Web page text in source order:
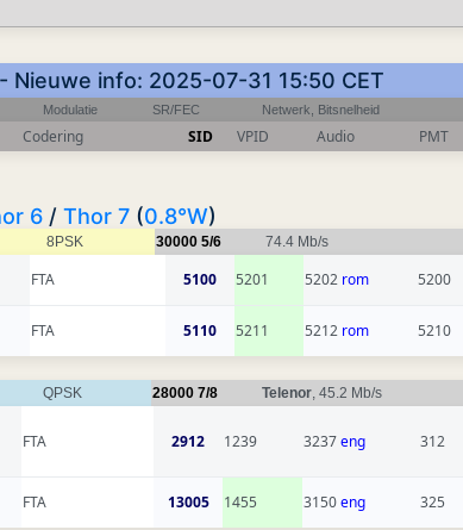
info: 2025-07-31 15:50 CET
Modulatie SR/FEC Netwerk, Bitsnelheid
Codering SID VPID Audio PMT
6 / Thor 7 (0.8°W)
8PSK 30000 5/6 74.4 Mb/s
FTA 5100 5201 5202 rom 5200
FTA 5110 5211 5212 rom 5210
QPSK 28000 7/8 Telenor, 45.2 Mb/s
FTA 2912 1239 3237eng 312
FTA 13005 1455 3150eng 325